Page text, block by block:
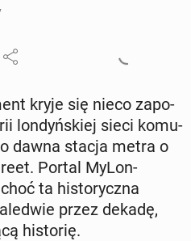
kryje się nieco za­po­
lon­dyń­skiej sieci ko­mu­
dawna stacja metra o
Portal My­Lon­
ta hi­sto­rycz­na
przez dekadę,
hi­sto­rię.